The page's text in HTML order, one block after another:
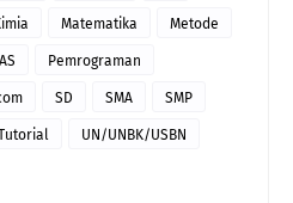
Matematika Metode
Pemrograman
SD SMA SMP
UN/UNBK/USBN